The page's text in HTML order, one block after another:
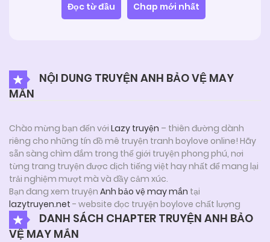
Đọc từ đầu Chap mới nhất
NỘI DUNG TRUYỆN ANH BẢO VỆ MAY
MẮN
Chào mừng bạn đến với Lazy truyện – thiên đường dành
riêng cho những tín đồ mê truyện tranh boylove online! Hãy
sẵn sàng chìm đắm trong thế giới truyện phong phú, nơi
từng trang truyện được dịch tiếng việt hay nhất để mang lại
trải nghiệm mượt mà và đầy cảm xúc.
Bạn đang xem truyện Anh bảo vệ may mắn tại
lazytruyen.net - website đọc truyện boylove chất lượng
DANH SÁCH CHAPTER TRUYỆN ANH BẢO
VỆ MAY MẮN